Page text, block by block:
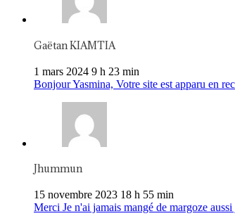
Gaëtan KIAMTIA
1 mars 2024 9 h 23 min
Bonjour Yasmina, Votre site est apparu en
Jhummun
15 novembre 2023 18 h 55 min
Merci Je n'ai jamais mangé de margoze